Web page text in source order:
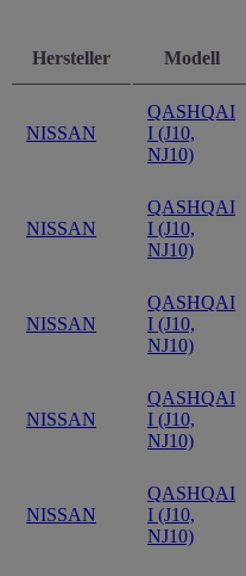
Hersteller Modell
NISSAN
QASHQAI
I (J10,
NJ10)
NISSAN
QASHQAI
I (J10,
NJ10)
NISSAN
QASHQAI
I (J10,
NJ10)
NISSAN
QASHQAI
I (J10,
NJ10)
NISSAN
QASHQAI
I (J10,
NJ10)